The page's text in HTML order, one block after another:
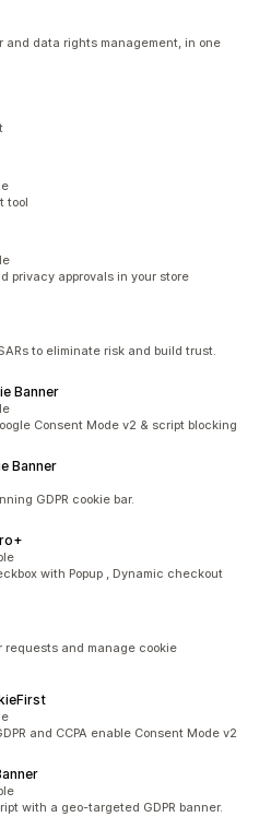
and data rights management, in one
tool
privacy approvals in your store
to eliminate risk and build trust.
Banner
Consent Mode v2 & script blocking
Banner
GDPR cookie bar.
with Popup , Dynamic checkout
requests and manage cookie
and CCPA enable Consent Mode v2
with a geo-targeted GDPR banner.